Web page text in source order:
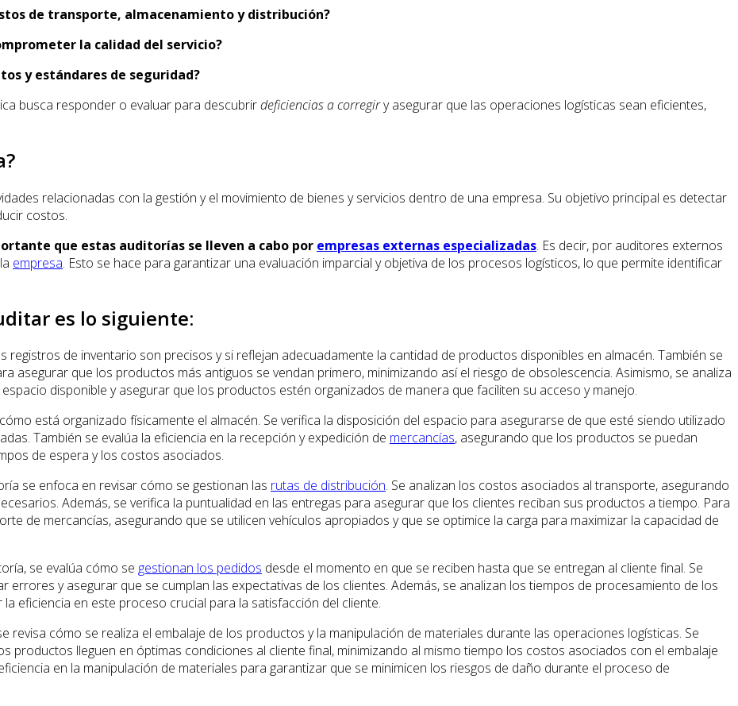
de transporte, almacenamiento y distribución?
la calidad del servicio?
y estándares de seguridad?
busca responder o evaluar para descubrirdeficiencias a corregiry asegurar que las operaciones logísticas sean eficientes,
relacionadas con la gestión y el movimiento de bienes y servicios dentro de una empresa. Su objetivo principal es detectar
costos.
que estas auditorías se lleven a cabo por empresas externas especializadas. Es decir, por auditores externos
empresa. Esto se hace para garantizar una evaluación imparcial y objetiva de los procesos logísticos, lo que permite identificar
es lo siguiente:
registros de inventario son precisos y si reflejan adecuadamente la cantidad de productos disponibles en almacén. También se
asegurar que los productos más antiguos se vendan primero, minimizando así el riesgo de obsolescencia. Asimismo, se analiza
disponible y asegurar que los productos estén organizados de manera que faciliten su acceso y manejo.
está organizado físicamente el almacén. Se verifica la disposición del espacio para asegurarse de que esté siendo utilizado
También se evalúa la eficiencia en la recepción y expedición de mercancías, asegurando que los productos se puedan
de espera y los costos asociados.
se enfoca en revisar cómo se gestionan las rutas de distribución. Se analizan los costos asociados al transporte, asegurando
Además, se verifica la puntualidad en las entregas para asegurar que los clientes reciban sus productos a tiempo. Para
de mercancías, asegurando que se utilicen vehículos apropiados y que se optimice la carga para maximizar la capacidad de
se evalúa cómo se gestionan los pedidos desde el momento en que se reciben hasta que se entregan al cliente final. Se
errores y asegurar que se cumplan las expectativas de los clientes. Además, se analizan los tiempos de procesamiento de los
eficiencia en este proceso crucial para la satisfacción del cliente.
revisa cómo se realiza el embalaje de los productos y la manipulación de materiales durante las operaciones logísticas. Se
productos lleguen en óptimas condiciones al cliente final, minimizando al mismo tiempo los costos asociados con el embalaje
en la manipulación de materiales para garantizar que se minimicen los riesgos de daño durante el proceso de